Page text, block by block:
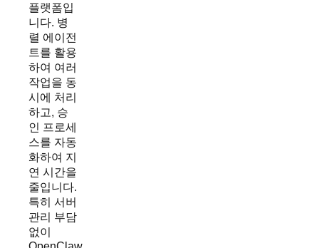
플랫폼입
니다. 병
렬 에이전
트를 활용
하여 여러
작업을 동
시에 처리
하고, 승
인 프로세
스를 자동
화하여 지
연 시간을
줄입니다.
특히 서버
관리 부담
없이